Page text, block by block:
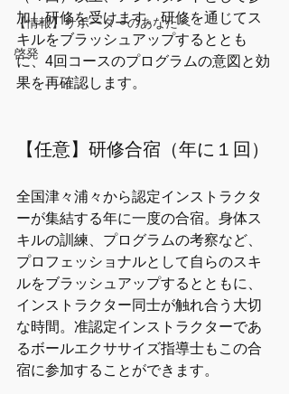
【情報】サポーターのあなたへ
啓発
加し研修を受けます。研修を通じてス
キルをブラッシュアップするととも
に、4回コースのプログラムの意図と効
果を再確認します。
【任意】研修合宿（年に１回）
全国津々浦々から認定インストラクタ
ーが集結する年に一度の合宿。身体ス
キルの訓練、プログラムの考察など、
プロフェッショナルとして自らのスキ
ルをブラッシュアップするとともに、
インストラクター同士が触れ合う大切
な時間。准認定インストラクターであ
るボールエクササイズ指導士もこの合
宿に参加することができます。